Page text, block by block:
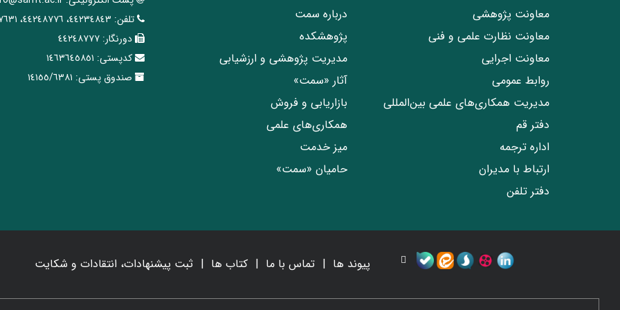
معاونت پژوهشی
معاونت نظارت علمی و فنی
معاونت اجرایی
روابط عمومی
مدیریت همکاری‌های علمی بین‌المللی
دفتر قم
اداره ترجمه
ارتباط با مدیران
دفتر تلفن
درباره سمت
پژوهشکده
مدیریت پژوهشی و ارزشیابی
آثار «سمت»
بازاریابی و فروش
همکاری‌های علمی
میز خدمت
حامیان «سمت»
تلفن: ٤٤٢٣٤٨٤٣، ٤٤٢٤٨٧٧٦، ٤٤٢٤٧٦٣١
دورنگار: ٤٤٢٤٨٧٧٧
کدپستی: ١٤٦٣٦٤٥٨٥١
صندوق پستی: ١٤١٥٥/٦٣٨١
پیوند ها تماس با ما کتاب ها ثبت پیشنهادات، انتقادات و شکایت